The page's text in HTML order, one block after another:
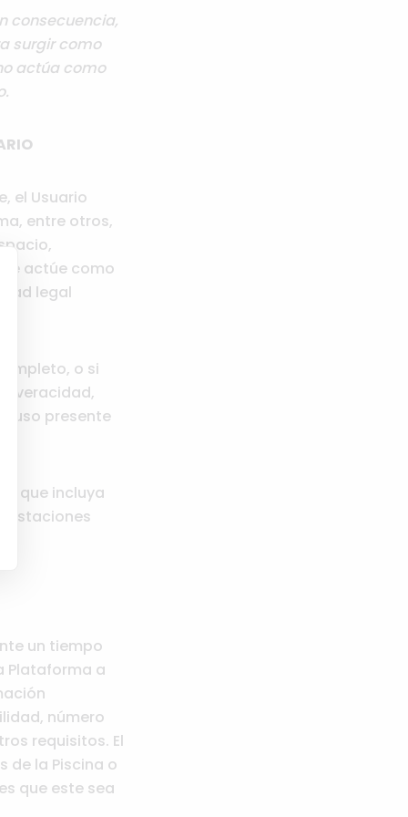
consecuencia,
surgir como
actúa como
el Usuario
entre otros,
actúe como
legal
o si
veracidad,
uso presente
que incluya
un tiempo
Plataforma a
número
requisitos. El
de la Piscina o
que este sea